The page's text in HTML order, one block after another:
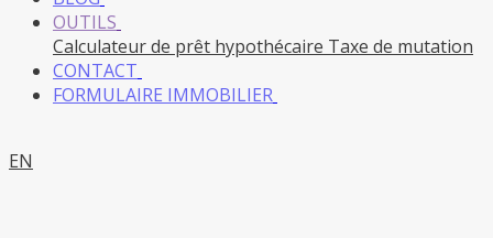
OUTILS
Calculateur de prêt hypothécaire Taxe de mutation
CONTACT
FORMULAIRE IMMOBILIER
EN